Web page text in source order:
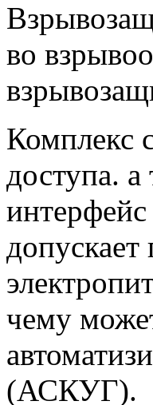
во
Комплекс
доступа.
чему
(АСКУГ).